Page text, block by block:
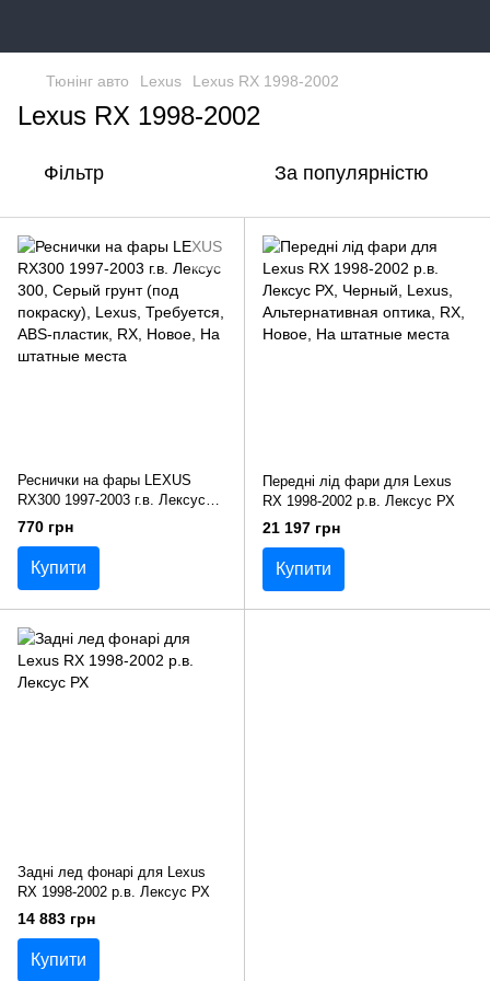
Тюнінг авто Lexus Lexus RX 1998-2002
Lexus RX 1998-2002
Фільтр За популярністю
Реснички на фары LEXUS
RX300 1997-2003 г.в. Лексус
300
770 грн
Купити
Передні лід фари для Lexus
RX 1998-2002 р.в. Лексус РХ
21 197 грн
Купити
Задні лед фонарі для Lexus
RX 1998-2002 р.в. Лексус РХ
14 883 грн
Купити